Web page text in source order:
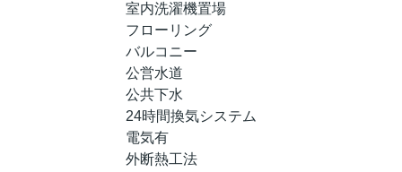
室内洗濯機置場
フローリング
バルコニー
公営水道
公共下水
24時間換気システム
電気有
外断熱工法